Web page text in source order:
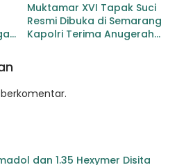
Muktamar XVI Tapak Suci
Resmi Dibuka di Semarang
Kapolri Terima Anugerah
dan 1.35 Hexymer Disita